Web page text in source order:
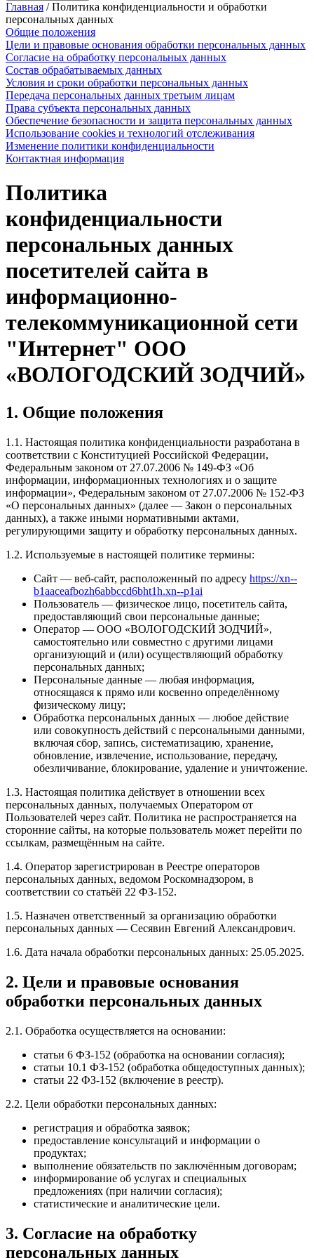
Главная / Политика конфиденциальности и обработки
персональных данных
Общие положения
Цели и правовые основания обработки персональных данных
Согласие на обработку персональных данных
Состав обрабатываемых данных
Условия и сроки обработки персональных данных
Передача персональных данных третьим лицам
Права субъекта персональных данных
Обеспечение безопасности и защита персональных данных
Использование cookies и технологий отслеживания
Изменение политики конфиденциальности
Контактная информация
Политика
конфиденциальности
персональных данных
посетителей сайта в
информационно-
телекоммуникационной сети
"Интернет" ООО
«ВОЛОГОДСКИЙ ЗОДЧИЙ»
1. Общие положения
1.1. Настоящая политика конфиденциальности разработана в
соответствии с Конституцией Российской Федерации,
Федеральным законом от 27.07.2006 № 149-ФЗ «Об
информации, информационных технологиях и о защите
информации», Федеральным законом от 27.07.2006 № 152-ФЗ
«О персональных данных» (далее — Закон о персональных
данных), а также иными нормативными актами,
регулирующими защиту и обработку персональных данных.
1.2. Используемые в настоящей политике термины:
Сайт — веб-сайт, расположенный по адресу https://xn--
b1aaceafbozh6abbccd6bht1h.xn--p1ai
Пользователь — физическое лицо, посетитель сайта,
предоставляющий свои персональные данные;
Оператор — ООО «ВОЛОГОДСКИЙ ЗОДЧИЙ»,
самостоятельно или совместно с другими лицами
организующий и (или) осуществляющий обработку
персональных данных;
Персональные данные — любая информация,
относящаяся к прямо или косвенно определённому
физическому лицу;
Обработка персональных данных — любое действие
или совокупность действий с персональными данными,
включая сбор, запись, систематизацию, хранение,
обновление, извлечение, использование, передачу,
обезличивание, блокирование, удаление и уничтожение.
1.3. Настоящая политика действует в отношении всех
персональных данных, получаемых Оператором от
Пользователей через сайт. Политика не распространяется на
сторонние сайты, на которые пользователь может перейти по
ссылкам, размещённым на сайте.
1.4. Оператор зарегистрирован в Реестре операторов
персональных данных, ведомом Роскомнадзором, в
соответствии со статьёй 22 ФЗ-152.
1.5. Назначен ответственный за организацию обработки
персональных данных — Сесявин Евгений Александрович.
1.6. Дата начала обработки персональных данных: 25.05.2025.
2. Цели и правовые основания
обработки персональных данных
2.1. Обработка осуществляется на основании:
статьи 6 ФЗ-152 (обработка на основании согласия);
статьи 10.1 ФЗ-152 (обработка общедоступных данных);
статьи 22 ФЗ-152 (включение в реестр).
2.2. Цели обработки персональных данных:
регистрация и обработка заявок;
предоставление консультаций и информации о
продуктах;
выполнение обязательств по заключённым договорам;
информирование об услугах и специальных
предложениях (при наличии согласия);
статистические и аналитические цели.
3. Согласие на обработку
персональных данных